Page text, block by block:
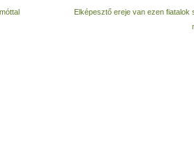
Elképesztő ereje van ezen fiatalok